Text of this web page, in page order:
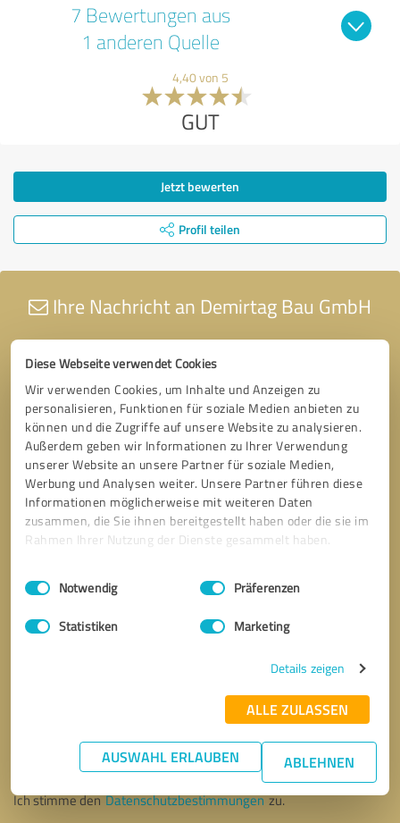
Diese Webseite verwendet Cookies
Wir verwenden Cookies, um Inhalte und Anzeigen zu
personalisieren, Funktionen für soziale Medien anbieten zu
können und die Zugriffe auf unsere Website zu analysieren.
Außerdem geben wir Informationen zu Ihrer Verwendung
unserer Website an unsere Partner für soziale Medien,
Werbung und Analysen weiter. Unsere Partner führen diese
Informationen möglicherweise mit weiteren Daten
zusammen, die Sie ihnen bereitgestellt haben oder die sie im
Rahmen Ihrer Nutzung der Dienste gesammelt haben.
Impressum Datenschutzbestimmungen
Einwilligungsauswahl
Notwendig Präferenzen
Statistiken Marketing
Details zeigen
ALLE ZULASSEN
AUSWAHL ERLAUBEN ABLEHNEN
7 Bewertungen aus
1 anderen Quelle
4,40 von 5
GUT
Jetzt bewerten
Profil teilen
Ihre Nachricht an Demirtag Bau GmbH
* Erforderliche Angaben
Nachricht senden
Ich stimme denDatenschutzbestimmungenzu.